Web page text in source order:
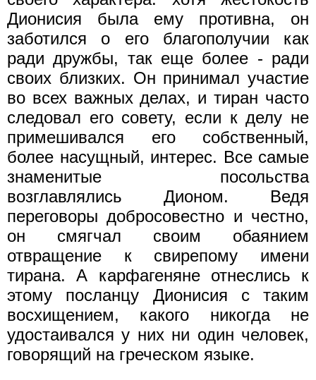
Дионисия была ему противна, он
заботился о его благополучии как
ради дружбы, так еще более - ради
своих близких. Он принимал участие
во всех важных делах, и тиран часто
следовал его совету, если к делу не
примешивался его собственный,
более насущный, интерес. Все самые
знаменитые посольства
возглавлялись Дионом. Ведя
переговоры добросо­вестно и честно,
он смягчал своим обаянием
отвращение к свире­пому имени
тирана. А карфагеняне отнеслись к
этому посланцу Дионисия с таким
восхищением, какого никогда не
удостаивался у них ни один человек,
говорящий на греческом языке.